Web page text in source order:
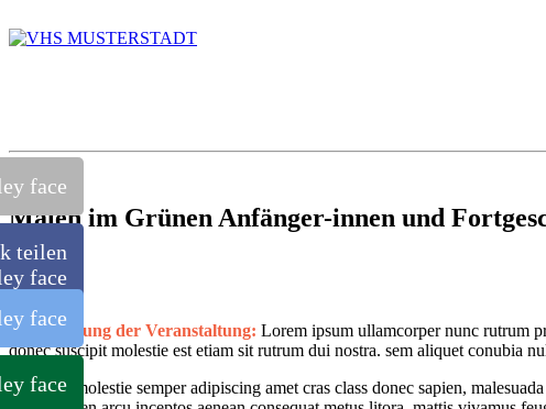
Malen im Grünen Anfänger-innen und
teilen
Beschreibung der Veranstaltung: Lorem ipsum ullamcorper nunc rutrum
donec suscipit molestie est etiam sit rutrum dui nostra. sem aliquet conubia
Ut molestie semper adipiscing amet cras class donec sapien,